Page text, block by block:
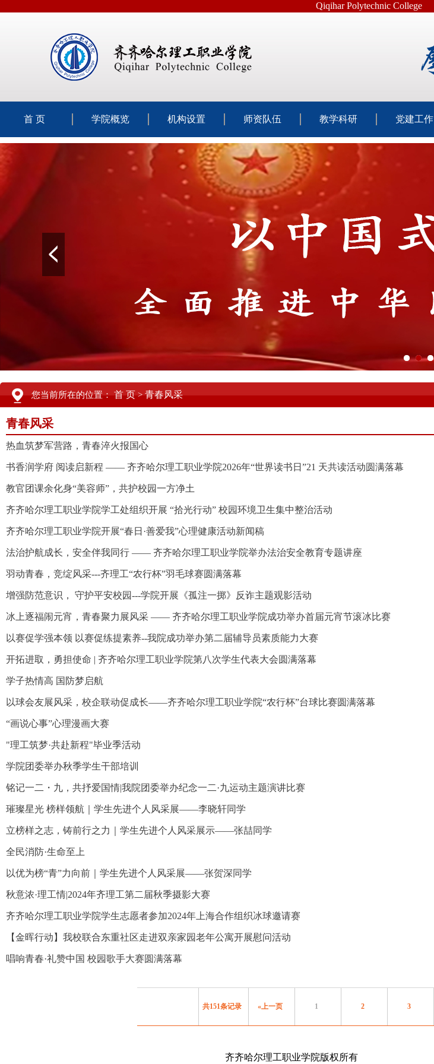
Qiqihar Polytechnic College
首 页 学院概览 机构设置 师资队伍 教学科研 党建工作
您当前所在的位置：首 页>青春风采
青春风采
热血筑梦军营路，青春淬火报国心
书香润学府 阅读启新程 —— 齐齐哈尔理工职业学院2026年“世界读书日”21 天共读活动圆满落幕
教官团课余化身“美容师”，共护校园一方净土
齐齐哈尔理工职业学院学工处组织开展 “拾光行动” 校园环境卫生集中整治活动
齐齐哈尔理工职业学院开展“春日·善爱我”心理健康活动新闻稿
法治护航成长，安全伴我同行 —— 齐齐哈尔理工职业学院举办法治安全教育专题讲座
羽动青春，竞绽风采---齐理工“农行杯”羽毛球赛圆满落幕
增强防范意识， 守护平安校园---学院开展《孤注一掷》反诈主题观影活动
冰上逐福闹元宵，青春聚力展风采 —— 齐齐哈尔理工职业学院成功举办首届元宵节滚冰比赛
以赛促学强本领 以赛促练提素养--我院成功举办第二届辅导员素质能力大赛
开拓进取，勇担使命 | 齐齐哈尔理工职业学院第八次学生代表大会圆满落幕
学子热情高 国防梦启航
以球会友展风采，校企联动促成长——齐齐哈尔理工职业学院“农行杯”台球比赛圆满落幕
“画说心事”心理漫画大赛
"理工筑梦·共赴新程"毕业季活动
学院团委举办秋季学生干部培训
铭记一二・九，共抒爱国情|我院团委举办纪念一二·九运动主题演讲比赛
璀璨星光 榜样领航｜学生先进个人风采展——李晓轩同学
立榜样之志，铸前行之力｜学生先进个人风采展示——张喆同学
全民消防·生命至上
以优为榜“青”力向前｜学生先进个人风采展——张贺深同学
秋意浓·理工情|2024年齐理工第二届秋季摄影大赛
齐齐哈尔理工职业学院学生志愿者参加2024年上海合作组织冰球邀请赛
【金晖行动】我校联合东重社区走进双亲家园老年公寓开展慰问活动
唱响青春·礼赞中国 校园歌手大赛圆满落幕
共151条记录 «上一页 1 2 3
齐齐哈尔理工职业学院版权所有